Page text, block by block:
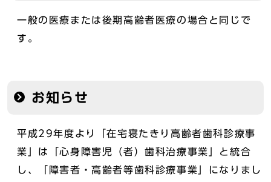
一般の医療または後期高齢者医療の場合と同じで
す。
お知らせ
平成29年度より「在宅寝たきり高齢者歯科診療事
業」は「心身障害児（者）歯科治療事業」と統合
し、「障害者・高齢者等歯科診療事業」になりまし